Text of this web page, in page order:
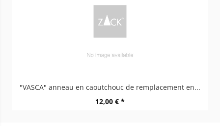
"VASCA" anneau en caoutchouc de remplacement en...
12,00 € *